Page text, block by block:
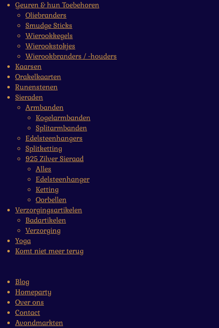
Geuren & hun Toebehoren
Oliebranders
Smudge Sticks
Wierookkegels
Wierookstokjes
Wierookbranders / -houders
Kaarsen
Orakelkaarten
Runenstenen
Sieraden
Armbanden
Kogelarmbanden
Splitarmbanden
Edelsteenhangers
Splitketting
925 Zilver Sieraad
Alles
Edelsteenhanger
Ketting
Oorbellen
Verzorgingsartikelen
Badartikelen
Verzorging
Yoga
Komt niet meer terug
Blog
Homeparty
Over ons
Contact
Avondmarkten